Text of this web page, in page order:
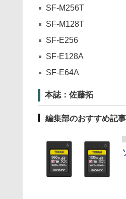
SF-M256T
SF-M128T
SF-E256
SF-E128A
SF-E64A
本誌：佐藤拓
編集部のおすすめ記事